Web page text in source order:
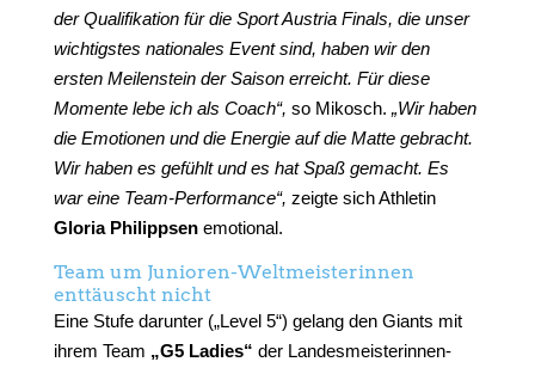
der Qualifikation für die Sport Austria Finals, die unser
wichtigstes nationales Event sind, haben wir den
ersten Meilenstein der Saison erreicht. Für diese
Momente lebe ich als Coach“, so Mikosch. „Wir haben
die Emotionen und die Energie auf die Matte gebracht.
Wir haben es gefühlt und es hat Spaß gemacht. Es
war eine Team-Performance“, zeigte sich Athletin
Gloria Philippsen emotional.
Team um Junioren-Weltmeisterinnen
enttäuscht nicht
Eine Stufe darunter („Level 5“) gelang den Giants mit
ihrem Team „G5 Ladies“ der Landesmeisterinnen-